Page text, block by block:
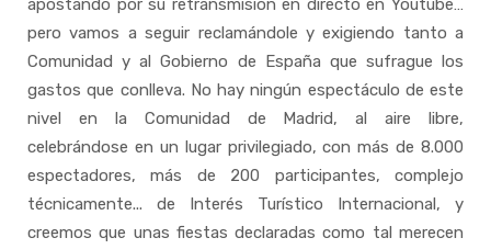
apostando por su retransmisión en directo en Youtube…
pero vamos a seguir reclamándole y exigiendo tanto a
Comunidad y al Gobierno de España que sufrague los
gastos que conlleva. No hay ningún espectáculo de este
nivel en la Comunidad de Madrid, al aire libre,
celebrándose en un lugar privilegiado, con más de 8.000
espectadores, más de 200 participantes, complejo
técnicamente... de Interés Turístico Internacional, y
creemos que unas fiestas declaradas como tal merecen